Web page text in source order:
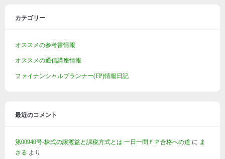
カテゴリー
オススメの参考書情報
オススメの通信講座情報
ファイナンシャルプランナー(FP)情報日記
最近のコメント
第00940号-株式の譲渡益と課税方式とは 一日一問ＦＰ合格への道 に ま
さる より